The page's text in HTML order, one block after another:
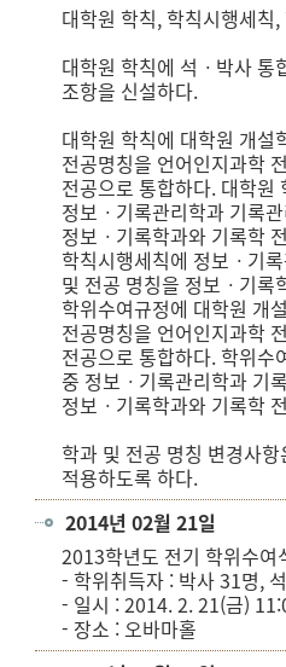
대학원 학칙, 학칙시행세칙
대학원 학칙에 석ㆍ박사 통
조항을 신설하다.
대학원 학칙에 대학원 개설
전공명칭을 언어인지과학
전공으로 통합하다. 대학원
정보ㆍ기록관리학과 기록
정보ㆍ기록학과와 기록학
학칙시행세칙에 정보ㆍ기
및 전공 명칭을 정보ㆍ기록
학위수여규정에 대학원 개
전공명칭을 언어인지과학
전공으로 통합하다. 학위수
중 정보ㆍ기록관리학과 기
정보ㆍ기록학과와 기록학
학과 및 전공 명칭 변경사
적용하도록 하다.
2014년 02월 21일
2013학년도 전기 학위수여
- 학위취득자 : 박사 31명,
- 일시 : 2014. 2. 21(금)
- 장소 : 오바마홀